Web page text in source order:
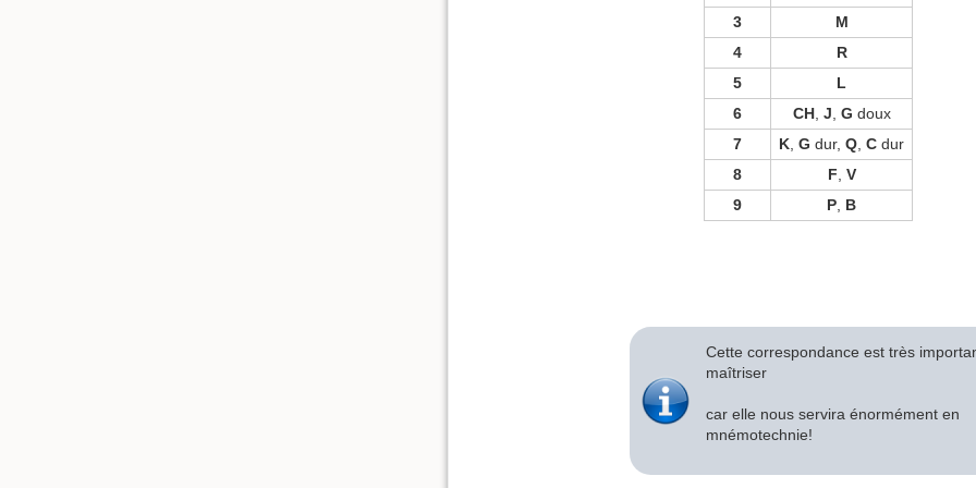
3
M
4
R
5
L
6
CH, J G doux
7
K ,G dur,Q ,C dur
8
F V
9
P B
Cette correspondance est très
maîtriser
car elle nous servira énormément en
mnémotechnie!